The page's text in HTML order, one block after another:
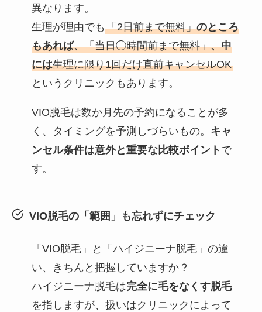
異なります。
生理が理由でも 「2日前まで無料」のところ
もあれば、「当日◯時間前まで無料」、中
には生理に限り1回だけ直前キャンセルOK
というクリニックもあります。
VIO脱毛は数か月先の予約になることが多
く、タイミングを予測しづらいもの。 キャ
ンセル条件は意外と重要な比較ポイント で
す。
VIO脱毛の「範囲」も忘れずにチェック
「VIO脱毛」と「ハイジニーナ脱毛」の違
い、きちんと把握していますか？
ハイジニーナ脱毛は完全に毛をなくす脱毛
を指しますが、扱いはクリニックによって